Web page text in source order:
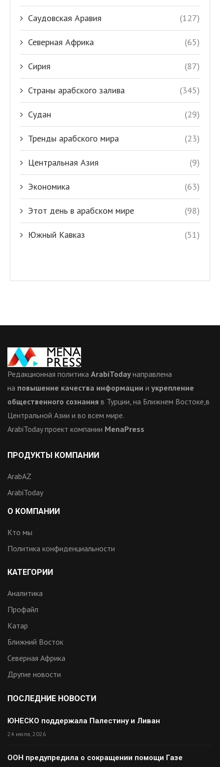
Саудовская Аравия (127)
Северная Африка (65)
Сирия (87)
Страны арабского залива (345)
Судан (29)
Тренды арабского мира (23)
Центральная Азия (9)
Экономика (63)
Этот день в арабском мире (98)
Южный Кавказ (51)
Редакционная политика ArabiTodayнаправлена
на повышение качества информации и укрепление
общественного сознания в Турции, на Ближнем Востоке,в
Центральной Азии и во всем мире.
ArabiToday проект компании MenaPress
ПРОДУКТЫ КОМПАНИИ
ArabAZ
ArabiToday
О КОМПАНИИ
Кто мы
Политика конфиденциальности
КАТЕГОРИИ
Аналитика
Профайл
Катар
Ближний Восток
Северная Африка
Другие новости
ПОСЛЕДНИЕ НОВОСТИ
ЮНЕСКО поддержала Палестину и Ливан
24 июля, 2026
ООН предупредила о сокращении помощи Газе